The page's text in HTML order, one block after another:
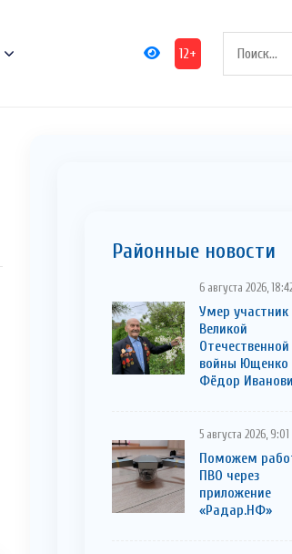
12+
Районные новости
6 августа 2026,
Умер участник
Великой
Отечественной
войны Ющенко
Фёдор
5 августа 2026, 9:01
Поможем
ПВО через
приложение
«Радар.НФ»